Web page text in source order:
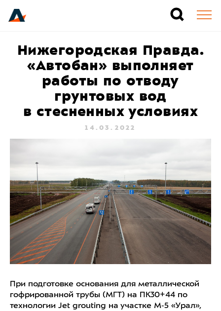
Нижегородская Правда.
«Автобан» выполняет
работы по отводу
грунтовых вод
в стесненных условиях
14.03.2022
При подготовке основания для металлической
гофрированной трубы (МГТ) на ПК30+44 по
технологии Jet grouting на участке М‑5 «Урал»,